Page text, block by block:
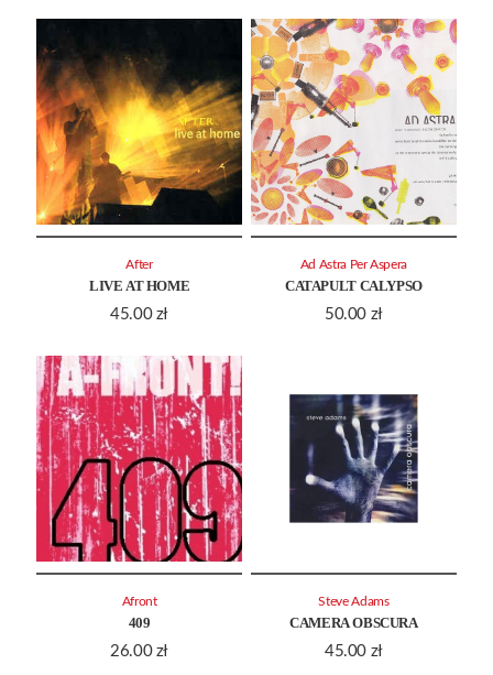
LIVE AT HOME
45.00 zł
After
CATAPULT CALYPSO
50.00 zł
Ad Astra Per Aspera
409
26.00 zł
Afront
CAMERA OBSCURA
45.00 zł
Steve Adams